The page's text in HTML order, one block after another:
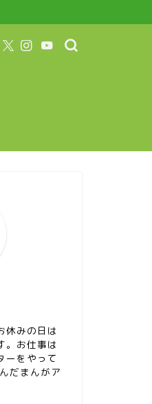
休みの日は
。お仕事は
ーをやって
だまんがア